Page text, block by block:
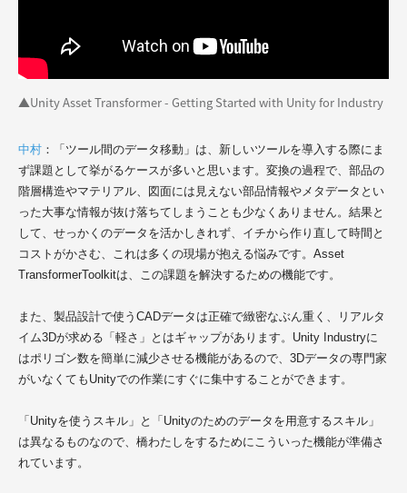
▲Unity Asset Transformer - Getting Started with Unity for Industry
中村 ：「ツール間のデータ移動」は、新しいツールを導入する際にま
ず課題として挙がるケースが多いと思います。変換の過程で、部品の
階層構造やマテリアル、図面には見えない部品情報やメタデータとい
った大事な情報が抜け落ちてしまうことも少なくありません。結果と
して、せっかくのデータを活かしきれず、イチから作り直して時間と
コストがかさむ、これは多くの現場が抱える悩みです。Asset
TransformerToolkitは、この課題を解決するための機能です。
また、製品設計で使うCADデータは正確で緻密なぶん重く、リアルタ
イム3Dが求める「軽さ」とはギャップがあります。Unity Industryに
はポリゴン数を簡単に減少させる機能があるので、3Dデータの専門家
がいなくてもUnityでの作業にすぐに集中することができます。
「Unityを使うスキル」と「Unityのためのデータを用意するスキル」
は異なるものなので、橋わたしをするためにこういった機能が準備さ
れています。